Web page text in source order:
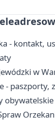
- kontakt,
w
- paszporty,
obywatelskie